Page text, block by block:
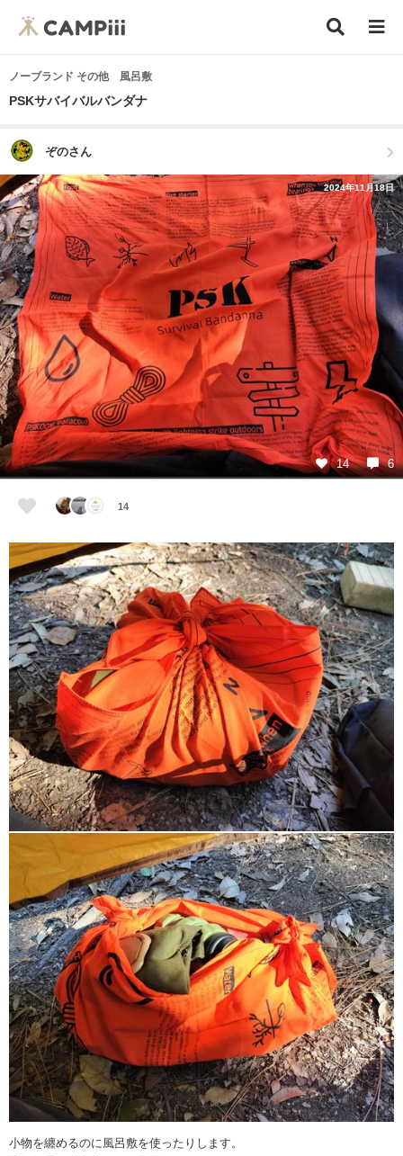
ノーブランド その他 風呂敷
PSKサバイバルバンダナ
ぞのさん
2024年11月18日
14 6
14
小物を纏めるのに風呂敷を使ったりします。